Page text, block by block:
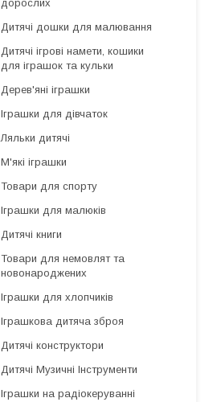
дорослих
Дитячі дошки для малювання
Дитячі ігрові намети, кошики
для іграшок та кульки
Дерев'яні іграшки
Іграшки для дівчаток
Ляльки дитячі
М'які іграшки
Товари для спорту
Іграшки для малюків
Дитячі книги
Товари для немовлят та
новонароджених
Іграшки для хлопчиків
Іграшкова дитяча зброя
Дитячі конструктори
Дитячі Музичні Інструменти
Іграшки на радіокеруванні